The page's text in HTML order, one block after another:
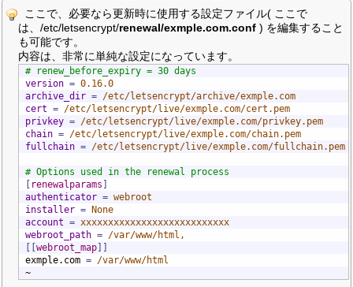
ここで、必要なら更新時に使用する設定ファイル( ここで
は、/etc/letsencrypt/renewal/exmple.com.conf ) を編集すること
も可能です。
内容は、非常に単純な設定になっています。
# renew_before_expiry = 30 days
version = 0.16.0
archive_dir = /etc/letsencrypt/archive/exmple.com
cert = /etc/letsencrypt/live/exmple.com/cert.pem
privkey = /etc/letsencrypt/live/exmple.com/privkey.pem
chain = /etc/letsencrypt/live/exmple.com/chain.pem
fullchain = /etc/letsencrypt/live/exmple.com/fullchain.pem
# Options used in the renewal process
renewalparams
authenticator = webroot
installer = None
account = xxxxxxxxxxxxxxxxxxxxxxxxxxx
webroot_path = /var/www/html,
webroot_map
exmple.com = /var/www/html
~